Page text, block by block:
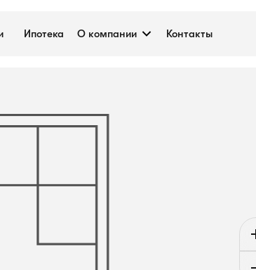
Ипотека О компании Контакты
№К00113, 4